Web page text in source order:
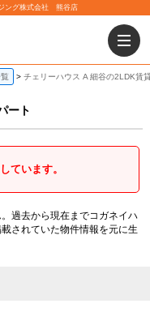
ング株式会社 熊谷店
チェリーハウス A 細谷の2LDK賃
ート
ています。
過去から現在までコガネイハ
されていた物件情報を元に生